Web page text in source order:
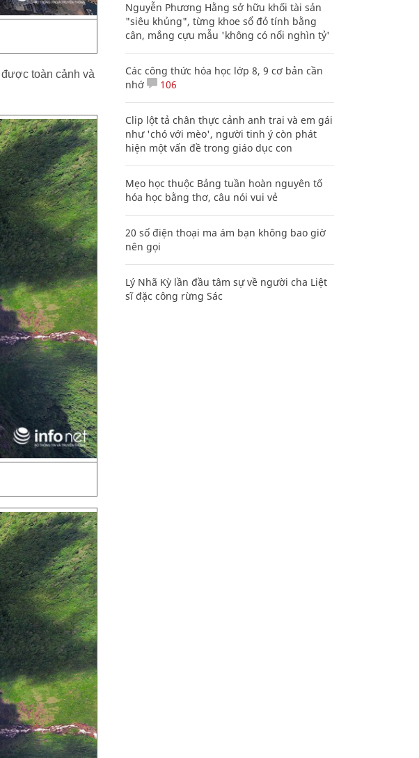
toàn cảnh và
Nguyễn Phương Hằng sở hữu khối tài sản
"siêu khủng", từng khoe sổ đỏ tính bằng
cân, mắng cựu mẫu 'không có nổi nghìn tỷ'
Các công thức hóa học lớp 8, 9 cơ bản cần
nhớ
106
Clip lột tả chân thực cảnh anh trai và em gái
như 'chó với mèo', người tinh ý còn phát
hiện một vấn đề trong giáo dục con
Mẹo học thuộc Bảng tuần hoàn nguyên tố
hóa học bằng thơ, câu nói vui vẻ
20 số điện thoại ma ám bạn không bao giờ
nên gọi
Lý Nhã Kỳ lần đầu tâm sự về người cha Liệt
sĩ đặc công rừng Sác